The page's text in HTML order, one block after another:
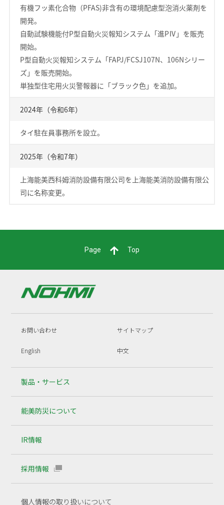
有機フッ素化合物（PFAS)非含有の環境配慮型泡消火薬剤を
開発。
自動試験機能付P型自動火災報知システム「進PⅣ」を販売
開始。
P型自動火災報知システム「FAPJ/FCSJ107N、106Nシリー
ズ」を販売開始。
単独型住宅用火災警報器に「ブラック色」を追加。
2024年（令和6年）
タイ駐在員事務所を設立。
2025年（令和7年）
上海能美西科姆消防設備有限公司を上海能美消防設備有限公
司に名称変更。
Page Top
お問い合わせ サイトマップ
English 中文
製品・サービス
能美防災について
IR情報
採用情報
個人情報の取り扱いについて